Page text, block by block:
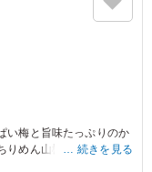
い梅と旨味たっぷりのか
りめん山椒に柚子と生七
続きを見る